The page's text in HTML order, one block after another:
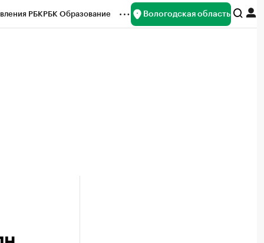
РБКРБК Образование Вологодская область